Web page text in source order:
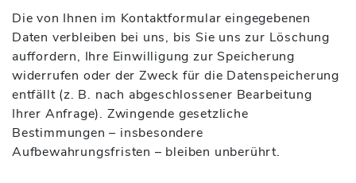
Die von Ihnen im Kontaktformular eingegebenen
Daten verbleiben bei uns, bis Sie uns zur Löschung
auffordern, Ihre Einwilligung zur Speicherung
widerrufen oder der Zweck für die Datenspeicherung
entfällt (z. B. nach abgeschlossener Bearbeitung
Ihrer Anfrage). Zwingende gesetzliche
Bestimmungen – insbesondere
Aufbewahrungsfristen – bleiben unberührt.